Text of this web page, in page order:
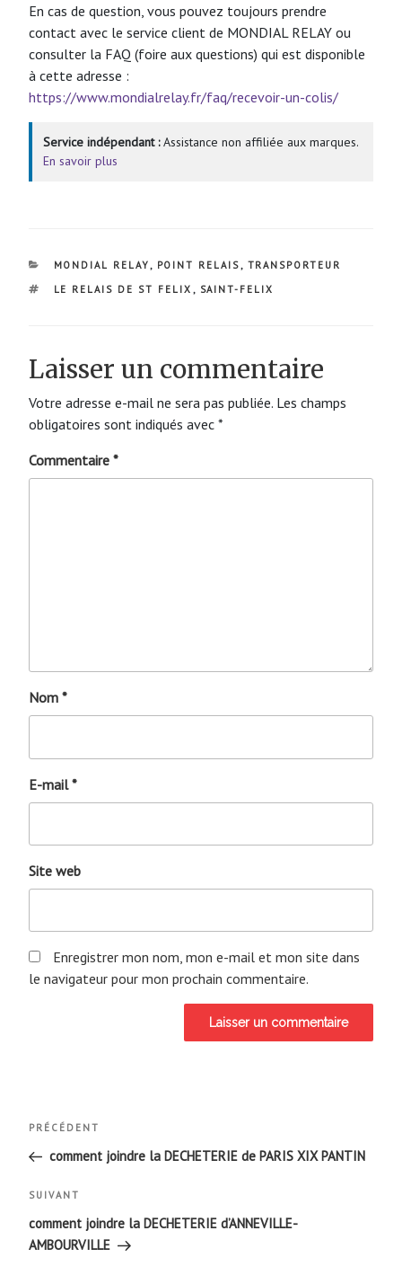
En cas de question, vous pouvez toujours prendre
contact avec le service client de MONDIAL RELAY ou
consulter la FAQ (foire aux questions) qui est disponible
à cette adresse :
https://www.mondialrelay.fr/faq/recevoir-un-colis/
Service indépendant :Assistance non affiliée aux marques.
En savoir plus
CATÉGORIES
MONDIAL RELAY , POINT RELAIS , TRANSPORTEUR
ÉTIQUETTES
LE RELAIS DE ST FELIX , SAINT-FELIX
Laisser un commentaire
Votre adresse e-mail ne sera pas publiée. Les champs
obligatoires sont indiqués avec *
Commentaire *
Nom *
E-mail*
Site web
Enregistrer mon nom, mon e-mail et mon site dans
le navigateur pour mon prochain commentaire.
Navigation
de
l’article
Article
précédent
PRÉCÉDENT
comment joindre la DECHETERIE de PARIS XIX PANTIN
Article
suivant
SUIVANT
comment joindre la DECHETERIE d’ANNEVILLE-
AMBOURVILLE